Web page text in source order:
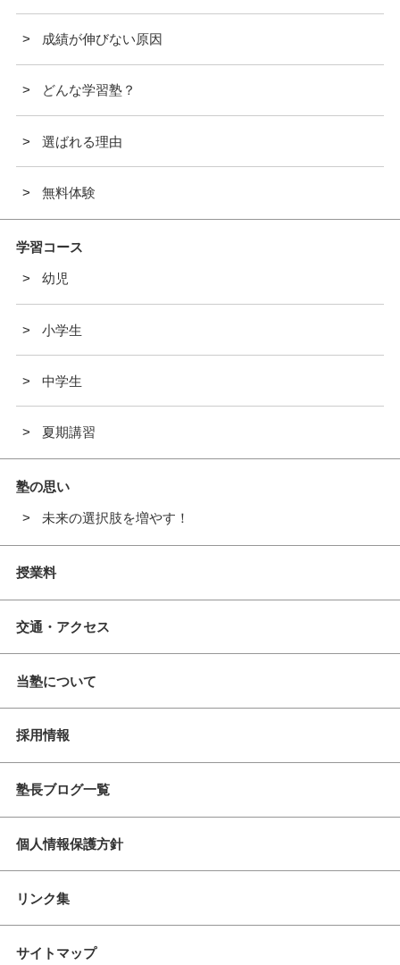
成績が伸びない原因
どんな学習塾？
選ばれる理由
無料体験
学習コース
幼児
小学生
中学生
夏期講習
塾の思い
未来の選択肢を増やす！
授業料
交通・アクセス
当塾について
採用情報
塾長ブログ一覧
個人情報保護方針
リンク集
サイトマップ